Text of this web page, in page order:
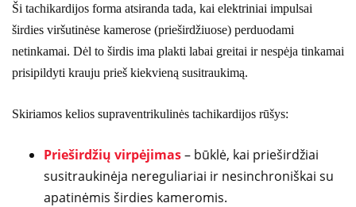
Ši tachikardijos forma atsiranda tada, kai elektriniai impulsai
širdies viršutinėse kamerose (prieširdžiuose) perduodami
netinkamai. Dėl to širdis ima plakti labai greitai ir nespėja tinkamai
prisipildyti krauju prieš kiekvieną susitraukimą.
Skiriamos kelios supraventrikulinės tachikardijos rūšys:
Prieširdžių virpėjimas– būklė, kai prieširdžiai
susitraukinėja nereguliariai ir nesinchroniškai su
apatinėmis širdies kameromis.